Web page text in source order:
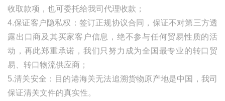
收取款项，也可委托给我司代理收款；
4.保证客户隐私权：签订正规协议合同，保证不对第三方透
露出口商及其买家客户信息，绝不参与任何贸易性质的活
动，再此郑重承诺，我们只努力成为全国最专业的转口贸
易、转口物流供应商；
5.清关安全：目的港海关无法追溯货物原产地是中国，我司
保证清关文件的真实性。